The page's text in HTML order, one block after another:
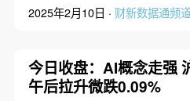
2025年2月10日 · 财新数据通频
今日收盘：AI概念走强
午后拉升微跌0.09%